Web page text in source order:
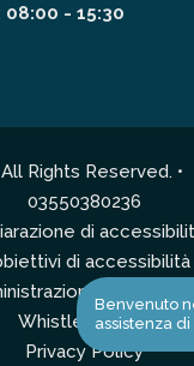
08:00 - 15:30
Rights Reserved. •
03550380236
di
di accessibilità
Whistleblowing
Privacy Policy
Benvenuto
assistenza di